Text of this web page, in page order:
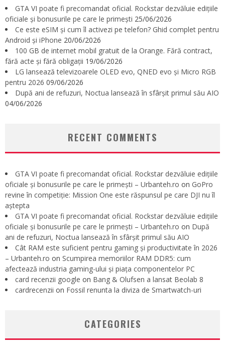
GTA VI poate fi precomandat oficial. Rockstar dezvăluie edițiile
oficiale și bonusurile pe care le primești 25/06/2026
Ce este eSIM și cum îl activezi pe telefon? Ghid complet pentru
Android și iPhone 20/06/2026
100 GB de internet mobil gratuit de la Orange. Fără contract,
fără acte și fără obligații 19/06/2026
LG lansează televizoarele OLED evo, QNED evo și Micro RGB
pentru 2026 09/06/2026
După ani de refuzuri, Noctua lansează în sfârșit primul său AIO
04/06/2026
RECENT COMMENTS
GTA VI poate fi precomandat oficial. Rockstar dezvăluie edițiile
oficiale și bonusurile pe care le primești – Urbanteh.ro on GoPro
revine în competiție: Mission One este răspunsul pe care DJI nu îl
aștepta
GTA VI poate fi precomandat oficial. Rockstar dezvăluie edițiile
oficiale și bonusurile pe care le primești – Urbanteh.ro on După
ani de refuzuri, Noctua lansează în sfârșit primul său AIO
Cât RAM este suficient pentru gaming și productivitate în 2026
– Urbanteh.ro on Scumpirea memoriilor RAM DDR5: cum
afectează industria gaming-ului și piața componentelor PC
card recenzii google on Bang & Olufsen a lansat Beolab 8
cardrecenzii on Fossil renunta la diviza de Smartwatch-uri
CATEGORIES